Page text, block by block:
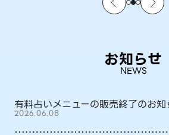
お知らせ
NEWS
有料占いメニューの販売終了のお知
2026.06.08